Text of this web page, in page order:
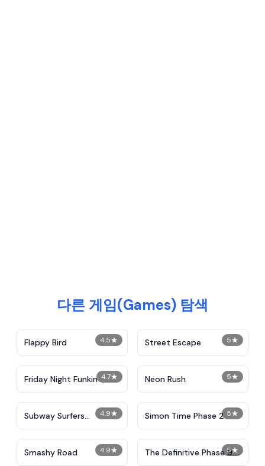
다른 게임(Games) 탐색
4.5★
Flappy Bird 5★
Street Escape
4.7★
Friday Night Funkin 5★
Neon Rush
4.9★
Subway Surfers
Unblocked
5★
Simon Time Phase 2
4.9★
Smashy Road 5★
The Definitive Phase 9: